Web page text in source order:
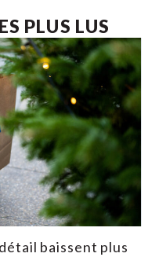
PLUS LUS
baissent plus